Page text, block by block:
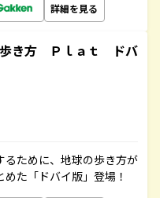
詳細を見る
き方 Ｐｌａｔ ドバ
るために、地球の歩き方が
た「ドバイ版」登場！